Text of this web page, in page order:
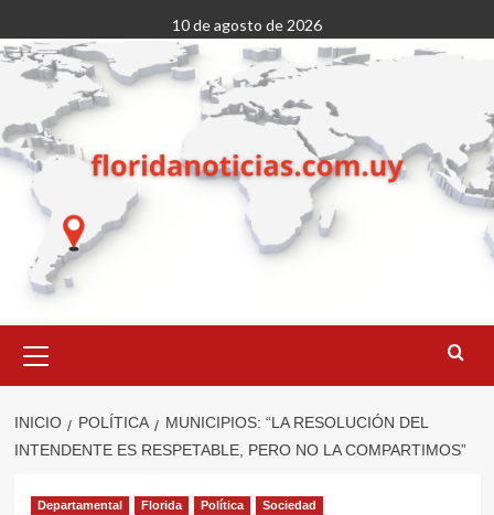
al
contenido
10 de agosto de 2026
primario
INICIO POLÍTICA
MUNICIPIOS: “LA RESOLUCIÓN DEL
INTENDENTE ES RESPETABLE, PERO NO LA COMPARTIMOS”
Departamental Florida Política Sociedad